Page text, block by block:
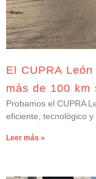
El CUPRA
más de 100 km
Probamos el CUPRA
eficiente, tecnológico
Leer más »